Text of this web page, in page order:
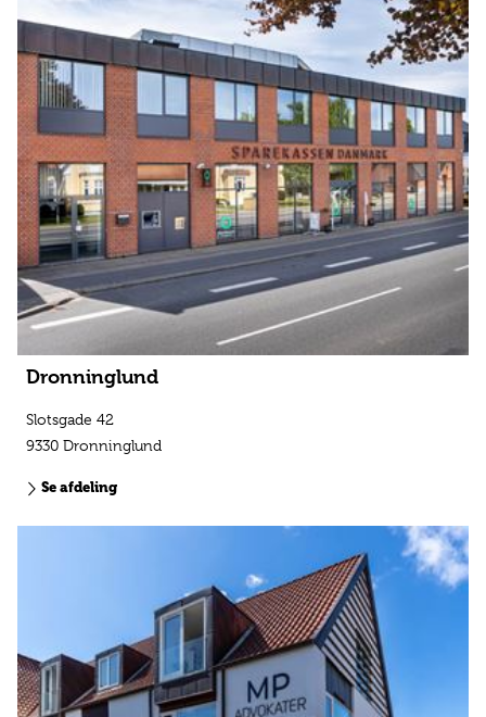
Dronninglund
Slotsgade 42
9330 Dronninglund
Se afdeling